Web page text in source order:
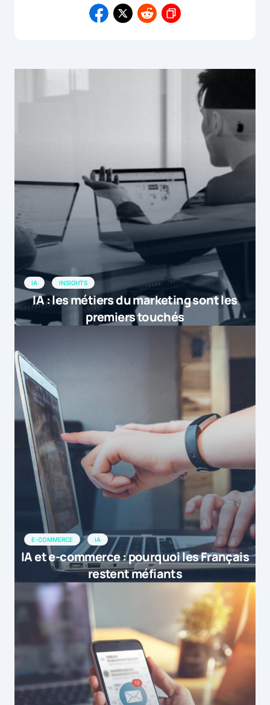
IA INSIGHTS
IA : les métiers du marketing sont les
premiers touchés
E-COMMERCE IA
IA et e-commerce : pourquoi les Français
restent méfiants